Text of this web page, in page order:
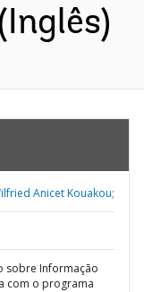
Anicet Kouakou;
sobre Informação
com o programa